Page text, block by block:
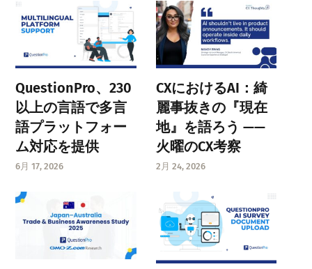
QuestionPro、230
以上の言語で多言
語プラットフォー
ム対応を提供
6月 17, 2026
CXにおけるAI：綺
麗事抜きの『現在
地』を語ろう ——
火曜のCX考察
2月 24, 2026